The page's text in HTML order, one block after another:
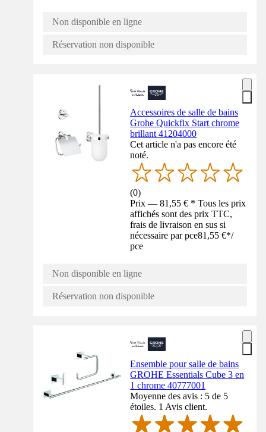
Non disponible en ligne
Réservation non disponible
Accessoires de salle de bains
Grohe Quickfix Start chrome
brillant 41204000
Cet article n'a pas encore été
noté.
(0)
Prix — 81,55 € * Tous les prix
affichés sont des prix TTC,
frais de livraison en sus si
nécessaire par pce81,55 €*/
pce
Non disponible en ligne
Réservation non disponible
Ensemble pour salle de bains
GROHE Essentials Cube 3 en
1 chrome 40777001
Moyenne des avis : 5 de 5
étoiles. 1 Avis client.